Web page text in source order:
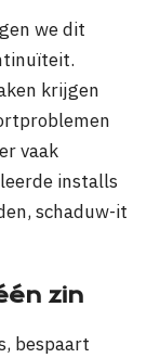
we dit
krijgen
vaak
installs
schaduw-it
zin
bespaart